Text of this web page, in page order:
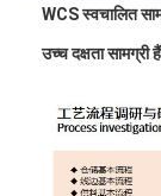
WCS स्वचालित
उच्च दक्षता